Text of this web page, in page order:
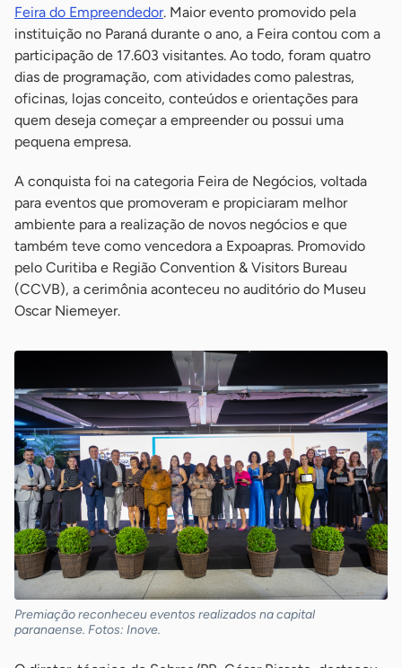
Feira do Empreendedor. Maior evento promovido pela
instituição no Paraná durante o ano, a Feira contou com a
participação de 17.603 visitantes. Ao todo, foram quatro
dias de programação, com atividades como palestras,
oficinas, lojas conceito, conteúdos e orientações para
quem deseja começar a empreender ou possui uma
pequena empresa.
A conquista foi na categoria Feira de Negócios, voltada
para eventos que promoveram e propiciaram melhor
ambiente para a realização de novos negócios e que
também teve como vencedora a Expoapras. Promovido
pelo Curitiba e Região Convention & Visitors Bureau
(CCVB), a cerimônia aconteceu no auditório do Museu
Oscar Niemeyer.
Premiação reconheceu eventos realizados na capital
paranaense. Fotos: Inove.